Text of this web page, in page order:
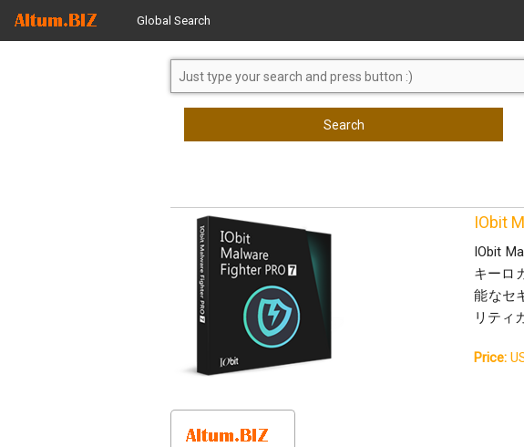
Global Search
Search
IObit
IObit
キーロ
能なセ
リティ
Price: